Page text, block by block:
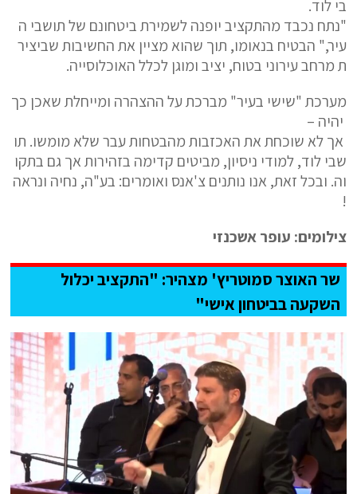
בי לוד.
"נתח נכבד מהתקציב יופנה לשמירת ביטחונם של תושבי ה
עיר," הבטיח בנאומו, תוך שהוא מציין את החשיבות שביציר
ת מרחב עירוני בטוח, יציב ומוגן לכלל האוכלוסייה.
מערכת "שישי בעיר" מברכת על ההצהרה ומייחלת שאכן כך
יהיה –
אך לא שוכחת את האכזבות מהבטחות עבר שלא מומשו. תו
שבי לוד, למודי ניסיון, מביטים קדימה בזהירות אך גם בתקו
וה. ובכל זאת, אנו נותנים צ'אנס ואומרים: בע"ה, נחיה ונראה
!
צילומים: עופר אשכנזי
שר האוצר סמוטריץ' מצהיר: "התקציב יכלול
השקעה בביטחון אישי"